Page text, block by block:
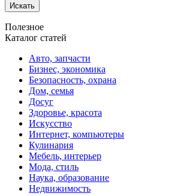
Искать
Полезное
Каталог статей
Авто, запчасти
Бизнес, экономика
Безопасность, охрана
Дом, семья
Досуг
Здоровье, красота
Искусство
Интернет, компьютеры
Кулинария
Мебель, интерьер
Мода, стиль
Наука, образование
Недвижимость